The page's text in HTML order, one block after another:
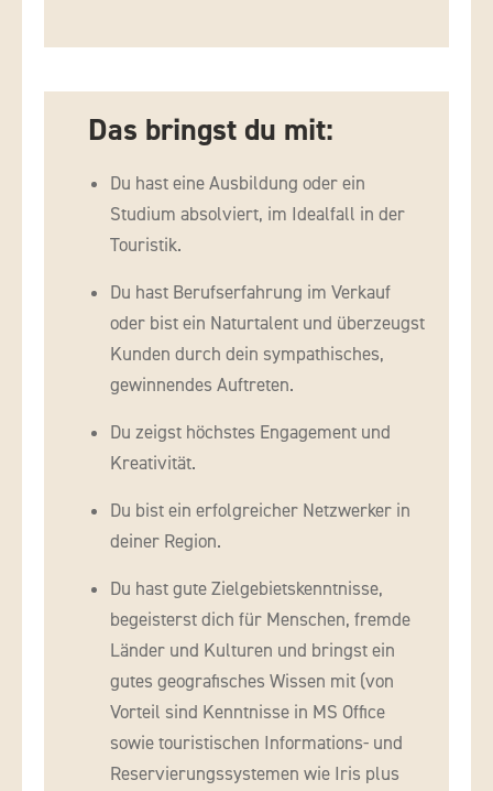
Das bringst du mit:
Du hast eine Ausbildung oder ein
Studium absolviert, im Idealfall in der
Touristik.
Du hast Berufserfahrung im Verkauf
oder bist ein Naturtalent und überzeugst
Kunden durch dein sympathisches,
gewinnendes Auftreten.
Du zeigst höchstes Engagement und
Kreativität.
Du bist ein erfolgreicher Netzwerker in
deiner Region.
Du hast gute Zielgebietskenntnisse,
begeisterst dich für Menschen, fremde
Länder und Kulturen und bringst ein
gutes geografisches Wissen mit (von
Vorteil sind Kenntnisse in MS Office
sowie touristischen Informations- und
Reservierungssystemen wie Iris plus